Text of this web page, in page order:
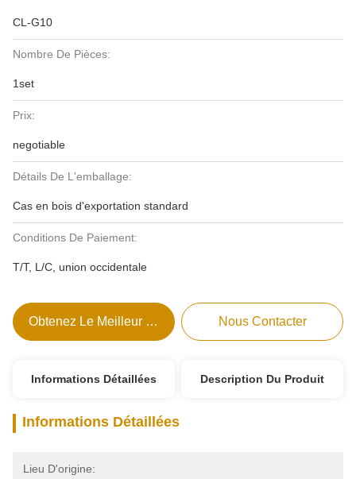
CL-G10
Nombre De Pièces:
1set
Prix:
negotiable
Détails De L'emballage:
Cas en bois d'exportation standard
Conditions De Paiement:
T/T, L/C, union occidentale
Obtenez Le Meilleur Prix Nous Contacter
Informations Détaillées Description Du Produit
Informations Détaillées
Lieu D'origine: